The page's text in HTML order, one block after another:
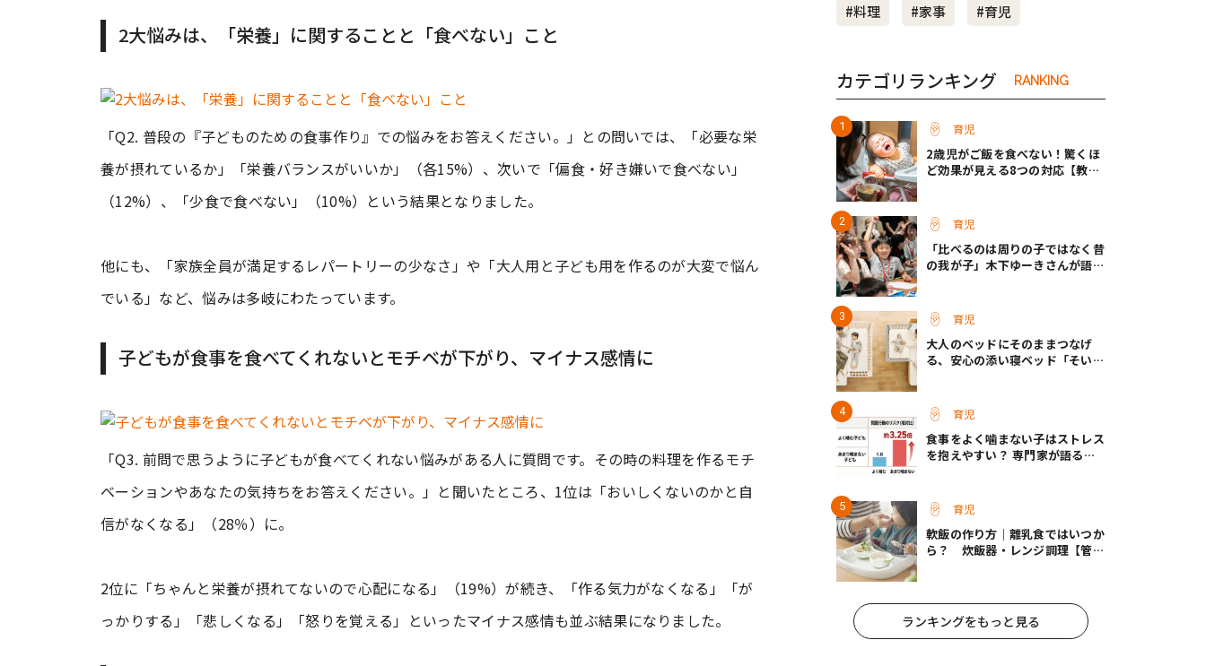
2大悩みは、「栄養」に関することと「食べない」こと
「Q2. 普段の『子どものための食事作り』での悩みをお答えください。」との問いでは、「必要な栄
養が摂れているか」「栄養バランスがいいか」（各15%）、次いで「偏食・好き嫌いで食べない」
（12%）、「少食で食べない」（10%）という結果となりました。
他にも、「家族全員が満足するレパートリーの少なさ」や「大人用と子ども用を作るのが大変で悩ん
でいる」など、悩みは多岐にわたっています。
子どもが食事を食べてくれないとモチベが下がり、マイナス感情に
「Q3. 前問で思うように子どもが食べてくれない悩みがある人に質問です。その時の料理を作るモチ
ベーションやあなたの気持ちをお答えください。」と聞いたところ、1位は「おいしくないのかと自
信がなくなる」（28％）に。
2位に「ちゃんと栄養が摂れてないので心配になる」（19%）が続き、「作る気力がなくなる」「が
っかりする」「悲しくなる」「怒りを覚える」といったマイナス感情も並ぶ結果になりました。
#料理
#家事 #育児
カテゴリランキング RANKING
育児
2歳児がご飯を食べない！驚くほ
ど効果が見える8つの対応【教え
育児
「比べるのは周りの子ではなく昔
の我が子」木下ゆーきさんが語っ
育児
大人のベッドにそのままつなげ
る、安心の添い寝ベッド「そいね
育児
食事をよく噛まない子はストレス
を抱えやすい？ 専門家が語る、
育児
軟飯の作り方｜離乳食ではいつか
ら？ 炊飯器・レンジ調理【管理
ランキングをもっと見る